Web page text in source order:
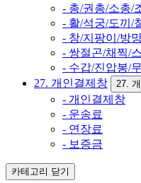
- 총/권총/소총/
- 활/석궁/도끼/
- 창/지팡이/방
- 쌍절곤/채찍/
- 수갑/진압봉/
27. 개인결제창
27.
- 개인결제창
- 운송료
- 연장료
- 보증금
카테고리 닫기